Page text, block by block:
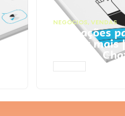
NEGÓCIOS, VENDAS
Faça ações
vender mais |
Prompts